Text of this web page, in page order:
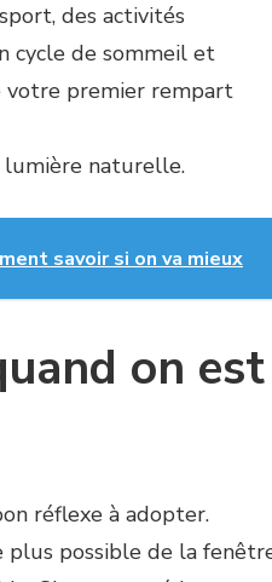
des activités
cycle de sommeil et
votre premier rempart
lumière naturelle.
savoir si on va mieux
on est
réflexe à adopter.
plus possible de la